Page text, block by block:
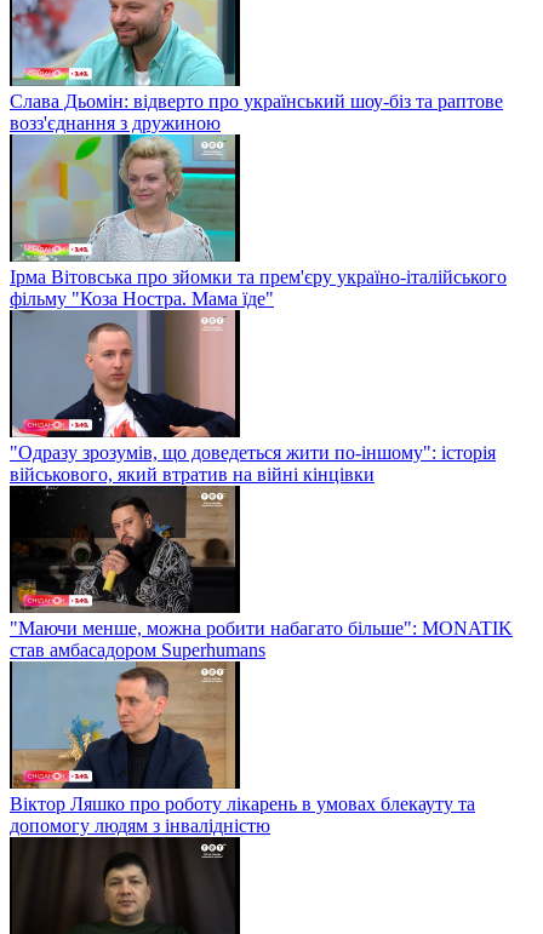
Слава Дьомін: відверто про український шоу-біз та раптове
возз'єднання з дружиною
Ірма Вітовська про зйомки та прем'єру україно-італійського
фільму "Коза Ностра. Мама їде"
"Одразу зрозумів, що доведеться жити по-іншому": історія
військового, який втратив на війні кінцівки
"Маючи менше, можна робити набагато більше": MONATIK
став амбасадором Superhumans
Віктор Ляшко про роботу лікарень в умовах блекауту та
допомогу людям з інвалідністю